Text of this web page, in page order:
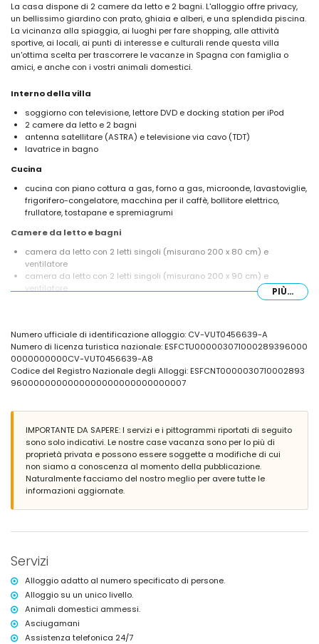
La casa dispone di 2 camere da letto e 2 bagni. L'alloggio offre privacy,
un bellissimo giardino con prato, ghiaia e alberi, e una splendida piscina.
La vicinanza alla spiaggia, ai luoghi per fare shopping, alle attività
sportive, ai locali, ai punti di interesse e culturali rende questa villa
un'ottima scelta per trascorrere le vacanze in Spagna con famiglia o
amici, e anche con i vostri animali domestici.
Interno della villa
soggiorno con televisione, lettore DVD e docking station per iPod
2 camere da letto e 2 bagni
antenna satellitare (ASTRA) e televisione via cavo (TDT)
lavatrice in bagno
Cucina
cucina con piano cottura a gas, forno a gas, microonde, lavastoviglie,
frigorifero-congelatore, macchina per il caffè, bollitore elettrico,
frullatore, tostapane e spremiagrumi
Camere da letto e bagni
camera da letto con 2 letti singoli (misurano 200 x 80 cm) e
ventilatore
camera da letto con 2 letti singoli (misurano 200 x 90 cm) e
ventilatore
bagno con lavabo singolo, combinazione vasca/doccia e toilette
Esterno della villa
ampio terreno recintato
piscina privata che misura 8m x 4m e profonda 2m
bellissimo giardino con prato, ghiaia, alberi e mobili da giardino con
lettini
barbecue
area salotto esterna
Ulteriori informazioni
città più vicina: Jávea (entro 5 chilometri dalla villa)
spiaggia più vicina: La Granadella, Jávea (entro 3 chilometri dalla
villa)
aeroporto più vicino: Alicante (> 100 chilometri)
Servizi e strutture inclusi nel prezzo di affitto della villa
internet (fibra ottica)
ferro e asse da stiro
biancheria da letto e asciugamani
servizio di ricevimento e servizio di emergenza 24 ore su 24
ping pong
PIÙ...
Numero ufficiale di identificazione alloggio: CV-VUT0456639-A
Numero di licenza turistica nazionale: ESFCTU000003071000289396000
0000000000CV-VUT0456639-A8
Codice del Registro Nazionale degli Alloggi: ESFCNT0000030710002893
9600000000000000000000000000007
IMPORTANTE DA SAPERE: I servizi e i pittogrammi riportati di seguito
sono solo indicativi. Le nostre case vacanza sono per lo più di
proprietà privata e possono essere soggette a modifiche di cui
non siamo a conoscenza al momento della pubblicazione.
Naturalmente facciamo del nostro meglio per avere tutte le
informazioni aggiornate.
Servizi
Alloggio adatto al numero specificato di persone.
Alloggio su un unico livello.
Animali domestici ammessi.
Asciugamani
Assistenza telefonica 24/7